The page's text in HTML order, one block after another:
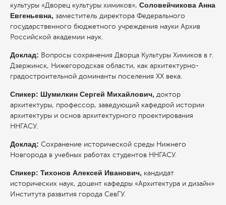
культуры «Дворец культуры химиков», Соловейчикова Анна
Евгеньевна, заместитель директора Федерального
государственного бюджетного учреждения науки Архив
Российской академии наук.
Доклад: Вопросы сохранения Дворца Культуры Химиков в г.
Дзержинск, Нижегородская области, как архитектурно-
градостроительной доминанты поселения XX века.
Спикер: Шумилкин Сергей Михайлович, доктор
архитектуры, профессор, заведующий кафедрой истории
архитектуры и основ архитектурного проектирования
ННГАСУ.
Доклад: Сохранение исторической среды Нижнего
Новгорода в учебных работах студентов ННГАСУ.
Спикер: Тихонов Алексей Иванович, кандидат
исторических наук, доцент кафедры «Архитектура и дизайн»
Института развития города СевГУ.